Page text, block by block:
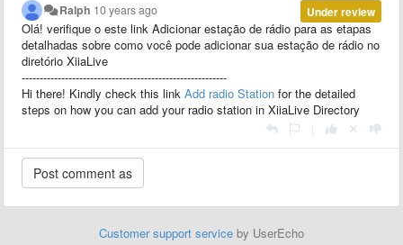
Under review
Ralph 10 years ago
Olá! verifique o este link Adicionar estação de rádio para as etapas
detalhadas sobre como você pode adicionar sua estação de rádio no
diretório XiiaLive
---------------------------------------------------------
Hi there! Kindly check this link Add radio Station for the detailed
steps on how you can add your radio station in XiiaLive Directory
Customer support service by UserEcho